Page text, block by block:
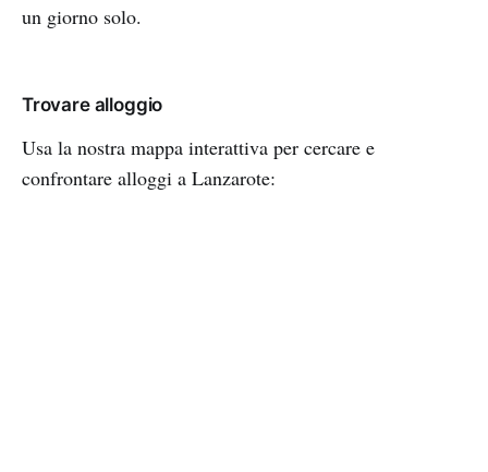
un giorno solo.
Trovare alloggio
Usa la nostra mappa interattiva per cercare e
confrontare alloggi a Lanzarote: